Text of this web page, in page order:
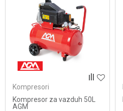
Kompresori
Kompresor za vazduh 50L
AGM